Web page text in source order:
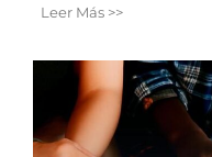
Leer Más >>